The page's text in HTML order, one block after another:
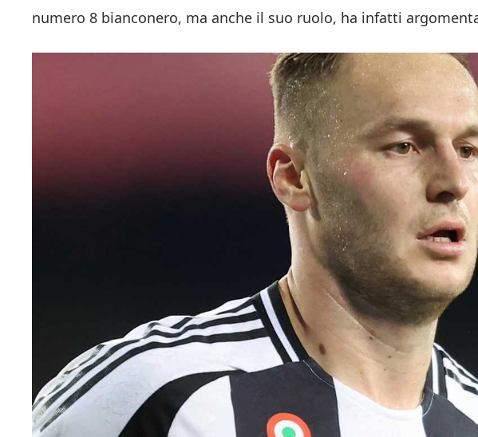
numero 8 bianconero, ma anche il suo ruolo, ha infatti